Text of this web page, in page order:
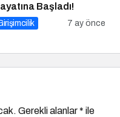
Başladı!
7 ay önce
Gerekli alanlar* ile